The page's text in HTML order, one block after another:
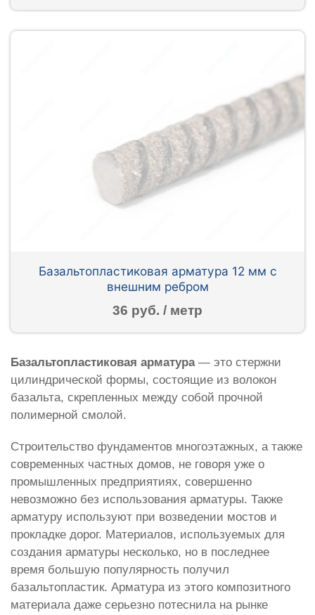
Базальтопластиковая арматура 12 мм с
внешним ребром
36 руб. / метр
Базальтопластиковая арматура— это стержни
цилиндрической формы, состоящие из волокон
базальта, скрепленных между собой прочной
полимерной смолой.
Строительство фундаментов многоэтажных, а также
современных частных домов, не говоря уже о
промышленных предприятиях, совершенно
невозможно без использования арматуры. Также
арматуру используют при возведении мостов и
прокладке дорог. Материалов, используемых для
создания арматуры несколько, но в последнее
время большую популярность получил
базальтопластик. Арматура из этого композитного
материала даже серьезно потеснила на рынке